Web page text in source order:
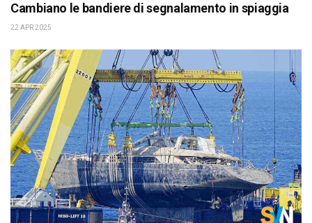
Cambiano le bandiere di segnalamento in spiaggia
22 APR 2025